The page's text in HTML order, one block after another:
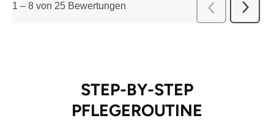
1 – 8 von 25 Bewertungen Zurück
Weiter
STEP-BY-STEP
PFLEGEROUTINE